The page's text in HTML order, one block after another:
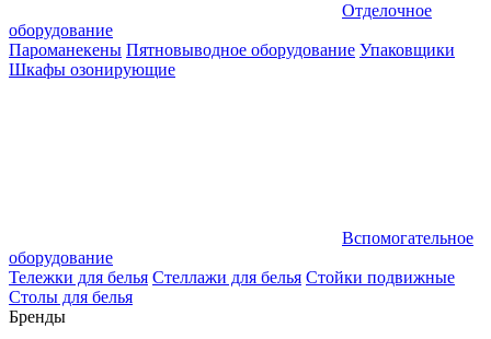
Отделочное
оборудование
Пароманекены Пятновыводное оборудование Упаковщики
Шкафы озонирующие
Вспомогательное
оборудование
Тележки для белья Стеллажи для белья Стойки подвижные
Столы для белья
Бренды